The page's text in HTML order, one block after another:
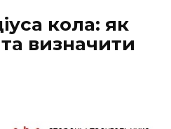
кола: як
визначити